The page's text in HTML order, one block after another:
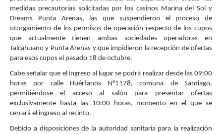
medidas precautorias solicitadas por los casinos Marina del Sol y
Dreams Punta Arenas, las que suspendieron el proceso de
otorgamiento de los permisos de operación respecto de los cupos
que actualmente tienen ambas sociedades operadoras en
Talcahuano y Punta Arenas y que impidieron la recepción de ofertas
para esos cupos el pasado 18 de octubre.
Cabe señalar que el ingreso al lugar se podrá realizar desde las 09:00
horas por calle Huérfanos N°1178, comuna de Santiago,
permitiéndose el acceso al salón para presentar ofertas
exclusivamente hasta las 10:00 horas, momento en el que se
cerrará el ingreso al recinto.
Debido a disposiciones de la autoridad sanitaria para la realización